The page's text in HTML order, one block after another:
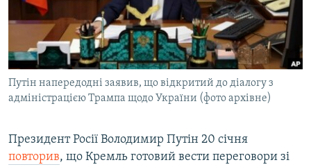
ПОДКАСТИ
КРИМ РЕАЛІЇ
РУС
УКР
ДОЛУЧАЙСЯ!
Путін напередодні заявив, що відкритий до діалогу з
адміністрацією Трампа щодо України (фото архівне)
Президент Росії Володимир Путін 20 січня
повторив, що Кремль готовий вести переговори зі